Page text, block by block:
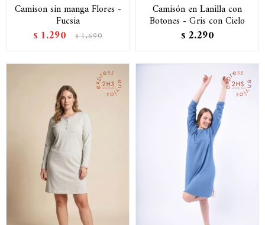
Camison sin manga Flores -
Fucsia
$ 1.290 $1.690
Camisón en Lanilla con
Botones - Gris con Cielo
$ 2.290